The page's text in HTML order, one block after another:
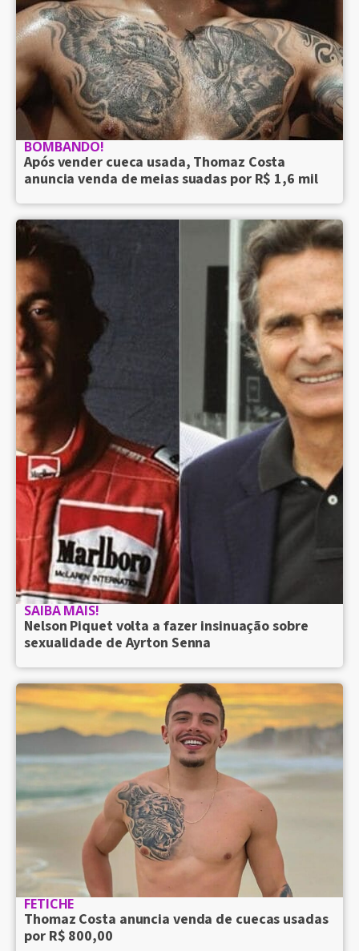
BOMBANDO!
Após vender cueca usada, Thomaz Costa
anuncia venda de meias suadas por R$ 1,6 mil
SAIBA MAIS!
Nelson Piquet volta a fazer insinuação sobre
sexualidade de Ayrton Senna
FETICHE
Thomaz Costa anuncia venda de cuecas usadas
por R$ 800,00